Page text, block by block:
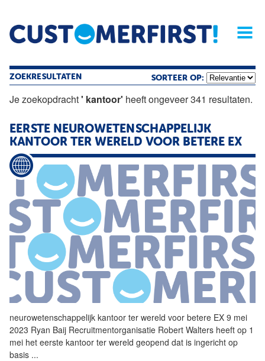
Home Opinie Archief
Magazine
ZOEKRESULTATEN SORTEER OP:
Je zoekopdracht' kantoor' heeft ongeveer 341 resultaten.
EERSTE NEUROWETENSCHAPPELIJK
KANTOOR TER WERELD VOOR BETERE EX
neurowetenschappelijk kantoor ter wereld voor betere EX 9 mei
2023 Ryan Baij Recruitmentorganisatie Robert Walters heeft op 1
mei het eerste kantoor ter wereld geopend dat is ingericht op
basis ...